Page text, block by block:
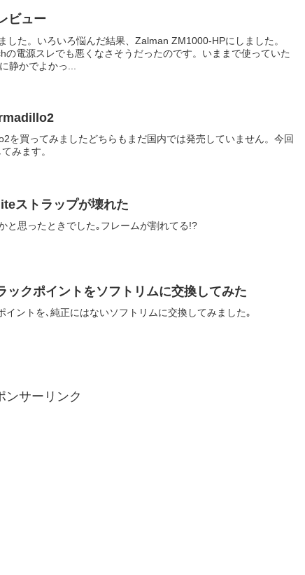
ビュー
した。いろいろ悩んだ結果、Zalman ZM1000-HPにしました。
の電源スレでも悪くなさそうだったのです。いままで使っていた
静かでよかっ...
を買ってみましたどちらもまだ国内では発売していません。今回
みます。
ストラップが壊れた
と思ったときでした｡フレームが割れてる!?
クポイントをソフトリムに交換してみた
イントを､純正にはないソフトリムに交換してみました｡
ンサーリンク